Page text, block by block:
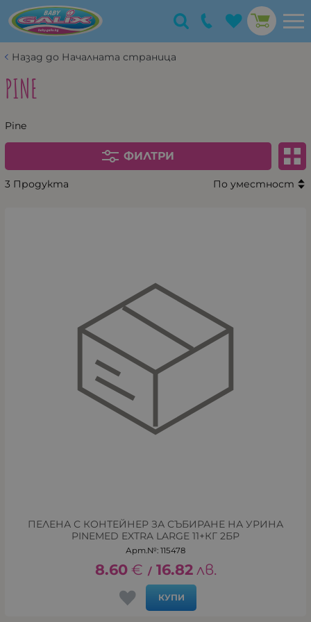
Назад до Началната страница
PINE
Pine
ФИЛТРИ
3 Продукта По уместност
ПЕЛЕНА С КОНТЕЙНЕР ЗА СЪБИРАНЕ НА УРИНА
PINEMED EXTRA LARGE 11+КГ 2БР
Арт.№: 115478
8.60 € / 16.82 лв.
КУПИ